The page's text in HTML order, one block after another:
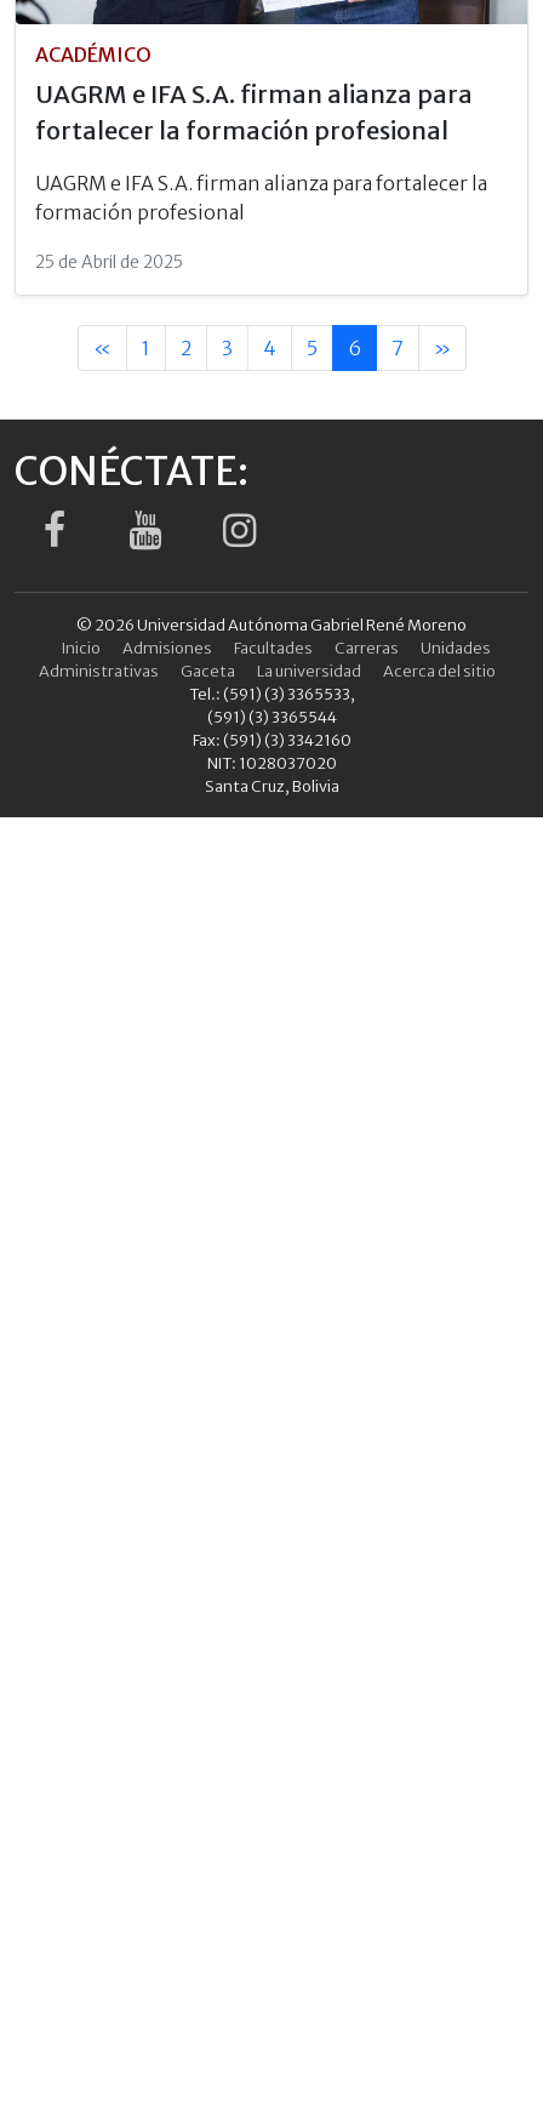
ACADÉMICO
UAGRM e IFA S.A. firman alianza para
fortalecer la formación profesional
UAGRM e IFA S.A. firman alianza para fortalecer la
formación profesional
25 de Abril de 2025
« 1 2 3 4 5 6 7 »
CONÉCTATE:
© 2026 Universidad Autónoma Gabriel René Moreno
Inicio
Admisiones Facultades Carreras
Unidades
Administrativas
Gaceta La universidad
Acerca del sitio
Tel.: (591) (3) 3365533,
(591) (3) 3365544
Fax: (591) (3) 3342160
NIT: 1028037020
Santa Cruz, Bolivia